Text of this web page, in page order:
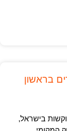
בראשון
בישראל,